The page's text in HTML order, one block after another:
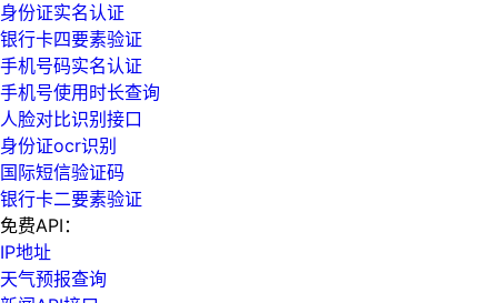
身份证实名认证
银行卡四要素验证
手机号码实名认证
手机号使用时长查询
人脸对比识别接口
身份证ocr识别
国际短信验证码
银行卡二要素验证
免费API：
IP地址
天气预报查询